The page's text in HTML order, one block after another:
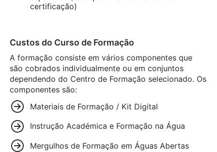
certificação)
Custos do Curso de Formação
A formação consiste em vários componentes que
são cobrados individualmente ou em conjuntos
dependendo do Centro de Formação selecionado. Os
componentes são:
Materiais de Formação / Kit Digital
Instrução Académica e Formação na Água
Mergulhos de Formação em Águas Abertas